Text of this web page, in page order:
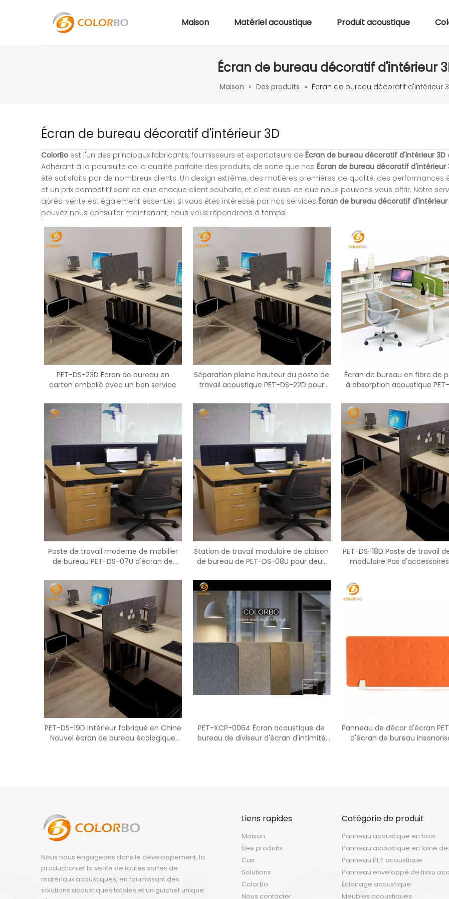
Maison Matériel acoustique Produit acoustique
Écran de bureau décoratif d'intérieur
Maison » Des produits » Écran de bureau décoratif d'intérieur
Écran de bureau décoratif d'intérieur 3D
ColorBo est l'un des principaux fabricants, fournisseurs et exportateurs de Écran de bureau décoratif d'intérieur 3D
Adhérant à la poursuite de la qualité parfaite des produits, de sorte que nos Écran de bureau décoratif d'intérieur
été satisfaits par de nombreux clients. Un design extrême, des matières premières de qualité, des performances
et un prix compétitif sont ce que chaque client souhaite, et c'est aussi ce que nous pouvons vous offrir. Notre
après-vente est également essentiel. Si vous êtes intéressé par nos services Écran de bureau décoratif d'intérieur
pouvez nous consulter maintenant, nous vous répondrons à temps!
PET-DS-23D Écran de bureau en
carton emballé avec un bon service
Séparation pleine hauteur du poste de
travail acoustique PET-DS-22D pour
Écran de bureau en fibre de
à absorption acoustique
Poste de travail moderne de mobilier
de bureau PET-DS-07U d'écran de
Station de travail modulaire de cloison
de bureau de PET-DS-08U pour deux
PET-DS-18D Poste de travail
modulaire Pas
PET-DS-19D Intérieur fabriqué en Chine
Nouvel écran de bureau écologique
PET-XCP-0064 Écran acoustique de
bureau de diviseur d'écran d'intimité
Panneau de décor d'écran
d'écran de bureau
< >
Nous nous engageons dans le développement, la
production et la vente de toutes sortes de
matériaux acoustiques, en fournissant des
solutions acoustiques totales et un guichet unique
Liens rapides
Maison
Des produits
Cas
Solutions
ColorBo
Nous contacter
Catégorie de produit
Panneau acoustique en bois
Panneau acoustique en laine
Panneau PET acoustique
Panneau enveloppé de tissu
Éclairage acoustique
Meubles acoustiques